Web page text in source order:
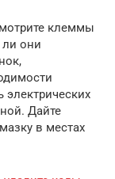
клеммы
ли они
электрических
Дайте
в местах